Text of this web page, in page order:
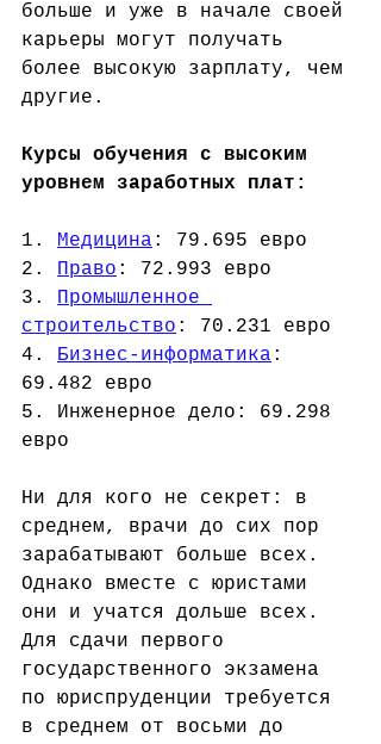
больше и уже в начале своей
карьеры могут получать
более высокую зарплату, чем
другие.
Курсы обучения с высоким
уровнем заработных плат:
1. Медицина : 79.695 евро
2. Право : 72.993 евро
3. Промышленное
строительство : 70.231 евро
4. Бизнес-информатика :
69.482 евро
5. Инженерное дело: 69.298
евро
Ни для кого не секрет: в
среднем, врачи до сих пор
зарабатывают больше всех.
Однако вместе с юристами
они и учатся дольше всех.
Для сдачи первого
государственного экзамена
по юриспруденции требуется
в среднем от восьми до